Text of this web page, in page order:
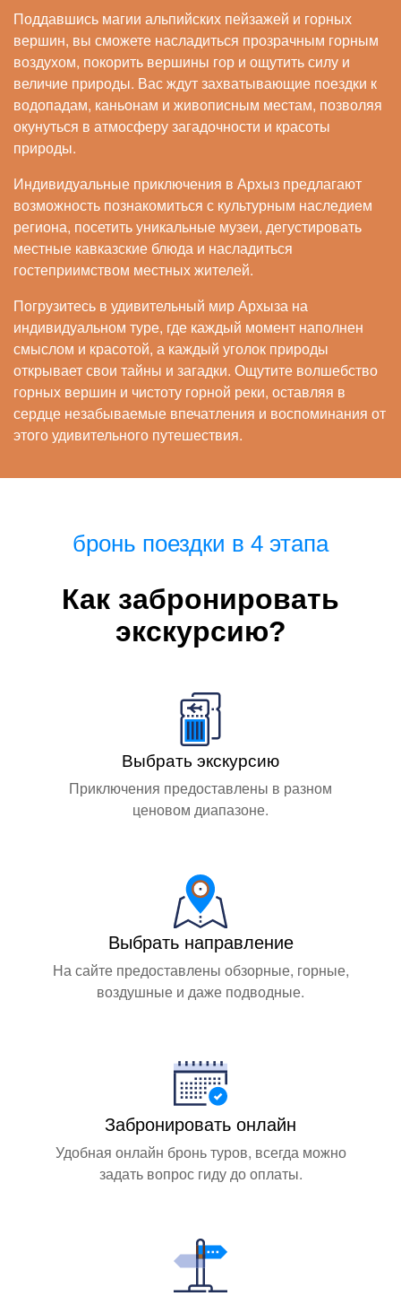
Поддавшись магии альпийских пейзажей и горных
вершин, вы сможете насладиться прозрачным горным
воздухом, покорить вершины гор и ощутить силу и
величие природы. Вас ждут захватывающие поездки к
водопадам, каньонам и живописным местам, позволяя
окунуться в атмосферу загадочности и красоты
природы.
Индивидуальные приключения в Архыз предлагают
возможность познакомиться с культурным наследием
региона, посетить уникальные музеи, дегустировать
местные кавказские блюда и насладиться
гостеприимством местных жителей.
Погрузитесь в удивительный мир Архыза на
индивидуальном туре, где каждый момент наполнен
смыслом и красотой, а каждый уголок природы
открывает свои тайны и загадки. Ощутите волшебство
горных вершин и чистоту горной реки, оставляя в
сердце незабываемые впечатления и воспоминания от
этого удивительного путешествия.
бронь поездки в 4 этапа
Как забронировать
экскурсию?
Выбрать экскурсию
Приключения предоставлены в разном
ценовом диапазоне.
Выбрать направление
На сайте предоставлены обзорные, горные,
воздушные и даже подводные.
Забронировать онлайн
Удобная онлайн бронь туров, всегда можно
задать вопрос гиду до оплаты.